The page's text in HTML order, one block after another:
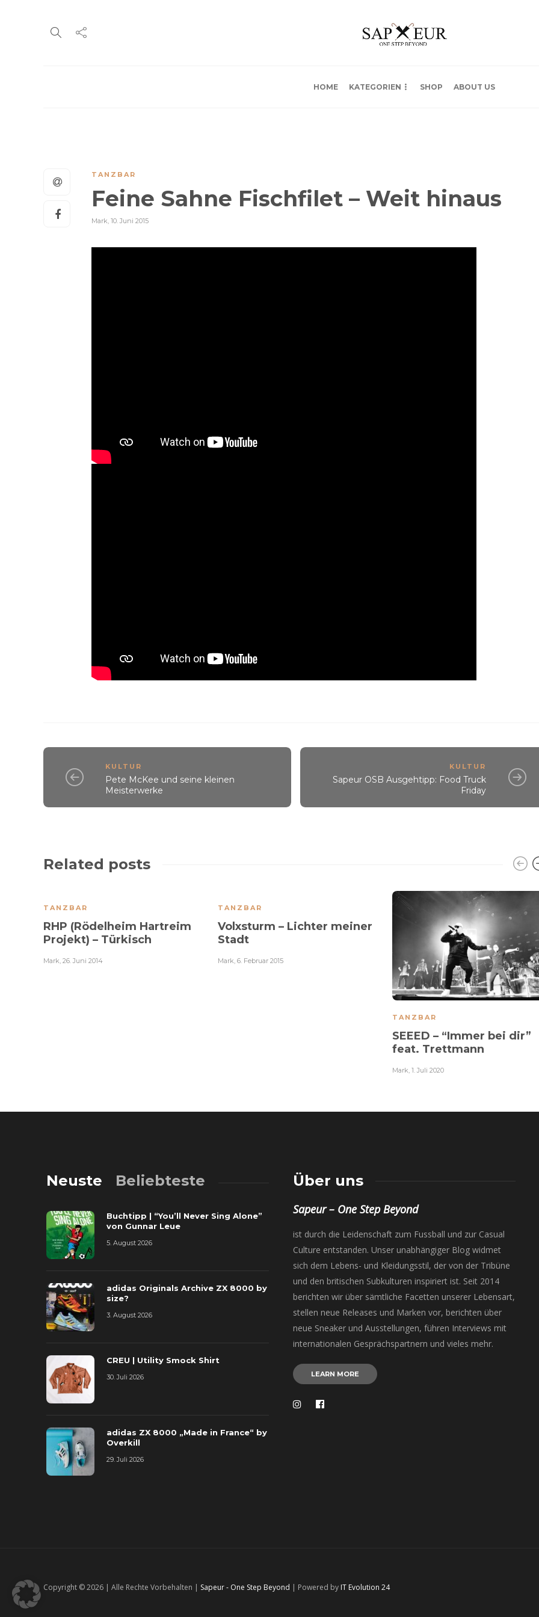
HOME KATEGORIEN SHOP ABOUT US
TANZBAR
Feine Sahne Fischfilet – Weit hinaus
Mark, 10. Juni 2015
KULTUR
Pete McKee und seine kleinen
Meisterwerke
KULTUR
Sapeur OSB Ausgehtipp: Food Truck
Friday
Related posts
TANZBAR
RHP (Rödelheim Hartreim
Projekt) – Türkisch
Mark, 26. Juni 2014
TANZBAR
Volxsturm – Lichter meiner
Stadt
Mark, 6. Februar 2015
TANZBAR
SEEED – “Immer bei dir”
feat. Trettmann
Mark, 1. Juli 2020
Neuste Beliebteste
Buchtipp | “You’ll Never Sing Alone”
von Gunnar Leue
5. August 2026
adidas Originals Archive ZX 8000 by
size?
3. August 2026
CREU | Utility Smock Shirt
30. Juli 2026
adidas ZX 8000 „Made in France“ by
Overkill
29. Juli 2026
Über uns
Sapeur – One Step Beyond
ist durch die Leidenschaft zum Fussball und zur Casual
Culture entstanden. Unser unabhängiger Blog widmet
sich dem Lebens- und Kleidungsstil, der von der Tribüne
und den britischen Subkulturen inspiriert ist. Seit 2014
berichten wir über sämtliche Facetten unserer Lebensart,
stellen neue Releases und Marken vor, berichten über
neue Sneaker und Ausstellungen, führen Interviews mit
internationalen Gesprächspartnern und vieles mehr.
LEARN MORE
Copyright © 2026 | Alle Rechte Vorbehalten | Sapeur - One Step Beyond | Powered by IT Evolution 24